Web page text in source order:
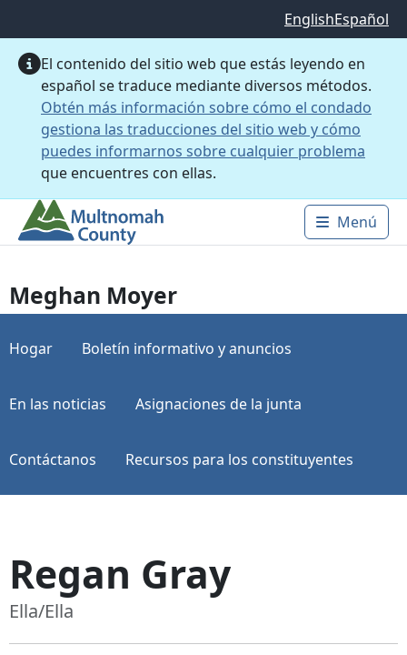
EnglishEspañol
El contenido del sitio web que estás leyendo en
español se traduce mediante diversos métodos.
Obtén más información sobre cómo el condado
gestiona las traducciones del sitio web y cómo
puedes informarnos sobre cualquier problema
que encuentres con ellas.
Main
Menú
Meghan Moyer
Hogar Boletín informativo y anuncios
En las noticias Asignaciones de la junta
Contáctanos Recursos para los constituyentes
Regan Gray
Ella/Ella